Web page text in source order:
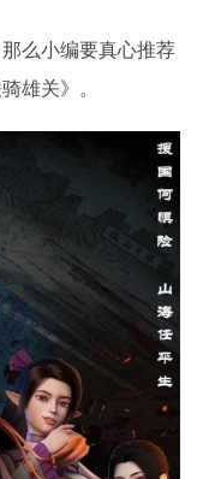
么小编要真心推荐
雄关》。